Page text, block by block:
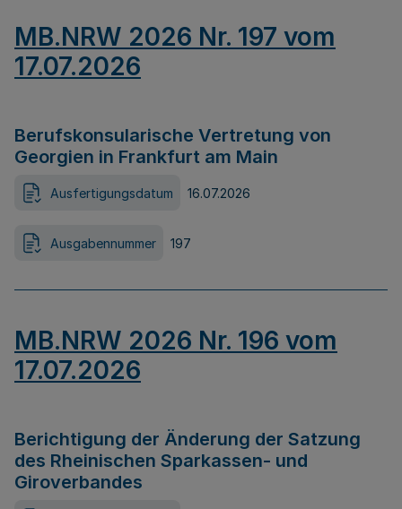
MB.NRW 2026 Nr. 197 vom
17.07.2026
Berufskonsularische Vertretung von
Georgien in Frankfurt am Main
Ausfertigungsdatum 16.07.2026
Ausgabennummer 197
MB.NRW 2026 Nr. 196 vom
17.07.2026
Berichtigung der Änderung der Satzung
des Rheinischen Sparkassen- und
Giroverbandes